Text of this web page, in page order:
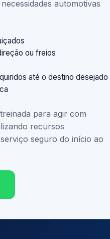
automotivas
ou freios
até o destino desejado
para agir com
recursos
seguro do início ao